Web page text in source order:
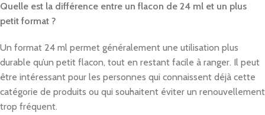
Quelle est la différence entre un flacon de 24 ml et un plus
petit format ?
Un format 24 ml permet généralement une utilisation plus
durable qu’un petit flacon, tout en restant facile à ranger. Il peut
être intéressant pour les personnes qui connaissent déjà cette
catégorie de produits ou qui souhaitent éviter un renouvellement
trop fréquent.